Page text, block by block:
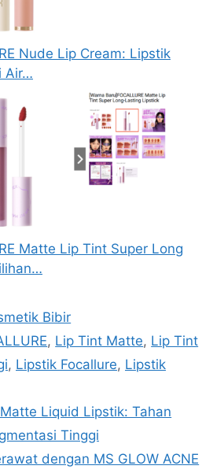
Nude Lip Cream: Lipstik
Air…
Matte Lip Tint Super Long
Bibir
, Lip Tint Matte, Lip Tint
, Lipstik Focallure, Lipstik
Matte Liquid Lipstik: Tahan
Tinggi
dengan MS GLOW ACNE